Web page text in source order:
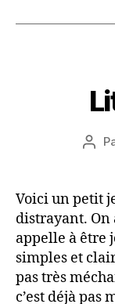
Voici un petit
distrayant. On
appelle à être
simples et
pas très
c’est déjà pas